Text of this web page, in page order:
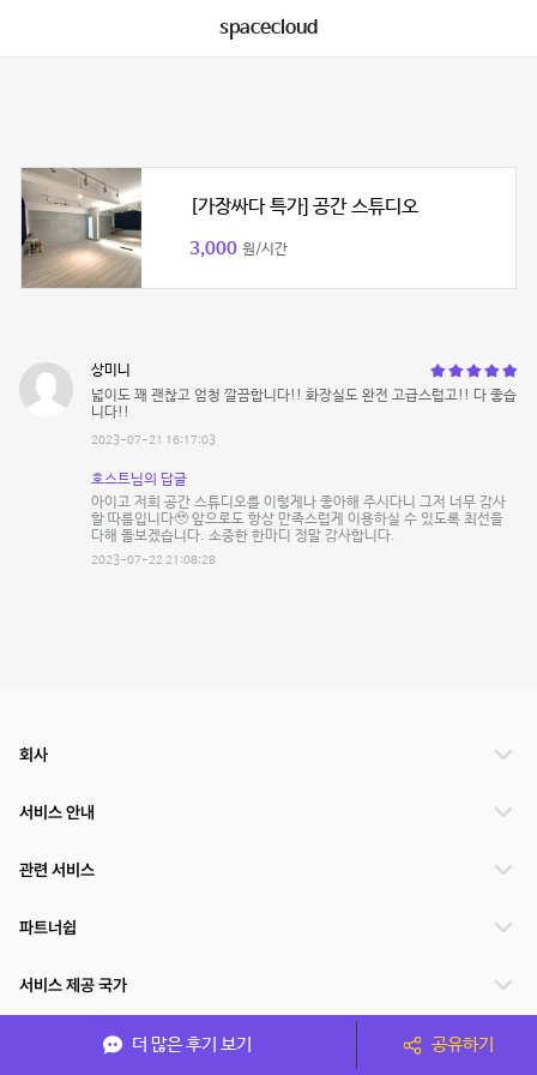
spacecloud
[가장싸다 특가] 공간 스튜디오
3,000 원/시간
상미니
넓이도 꽤 괜찮고 엄청 깔끔합니다!! 화장실도 완전 고급스럽고!! 다 좋습
니다!!
2023-07-21 16:17:03
호스트님의 답글
아이고 저희 공간 스튜디오를 이렇게나 좋아해 주시다니 그저 너무 감사
할 따름입니다🥹 앞으로도 항상 만족스럽게 이용하실 수 있도록 최선을
다해 돌보겠습니다. 소중한 한마디 정말 감사합니다.
2023-07-22 21:08:28
더 많은 후기 보기 공유하기
회사
서비스 안내
관련 서비스
파트너쉽
서비스 제공 국가